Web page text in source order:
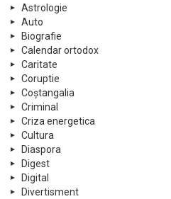
Astrologie
Auto
Biografie
Calendar ortodox
Caritate
Coruptie
Coștangalia
Criminal
Criza energetica
Cultura
Diaspora
Digest
Digital
Divertisment